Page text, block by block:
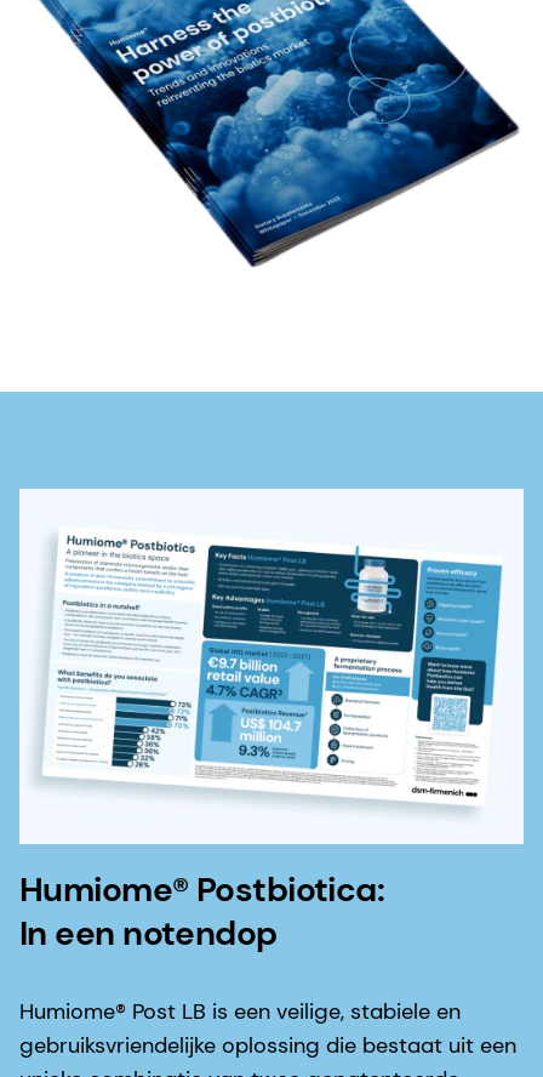
Humiome® Postbiotica:
In een notendop
Humiome® Post LB is een veilige, stabiele en
gebruiksvriendelijke oplossing die bestaat uit een